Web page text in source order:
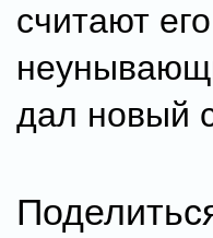
считают
дал новый